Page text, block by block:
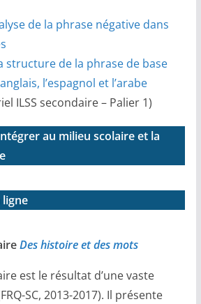
de la phrase négative dans
structure de la phrase de base
l’espagnol et l’arabe
ILSS secondaire – Palier 1)
au milieu scolaire et la
ligne
Des histoire et des mots
est le résultat d’une vaste
SC, 2013-2017). Il présente